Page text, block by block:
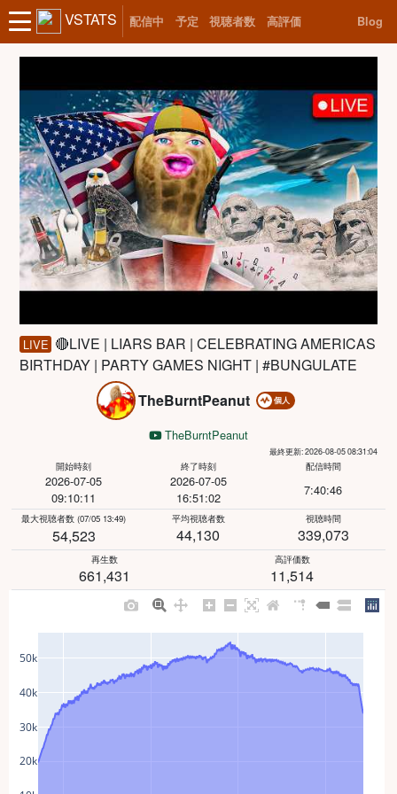
VSTATS 配信中 予定 視聴者数 高評価 Blog
LIVE 🔴LIVE | LIARS BAR | CELEBRATING AMERICAS
BIRTHDAY | PARTY GAMES NIGHT | #BUNGULATE
TheBurntPeanut
個人
TheBurntPeanut
最終更新: 2026-08-05 08:31:04
開始時刻
2026-07-05
09:10:11
終了時刻
2026-07-05
16:51:02
配信時間
7:40:46
最大視聴者数 (07/05 13:49)
54,523
平均視聴者数
44,130
視聴時間
339,073
再生数
661,431
高評価数
11,514
20k
30k
40k
50k